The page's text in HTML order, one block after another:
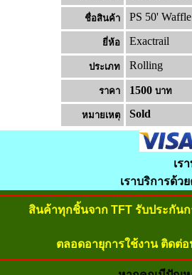
ชื่อสินค้า PS 50'
ยี่ห้อ Exactrail
ประเภท Rolling
ราคา 1500 บาท
หมายเหต Sold
เร
เราบริการด้ว
สินค้าทุกชิ้นจาก TFT รับประกัน
ตลอดอายุการใช้งาน ติดต่